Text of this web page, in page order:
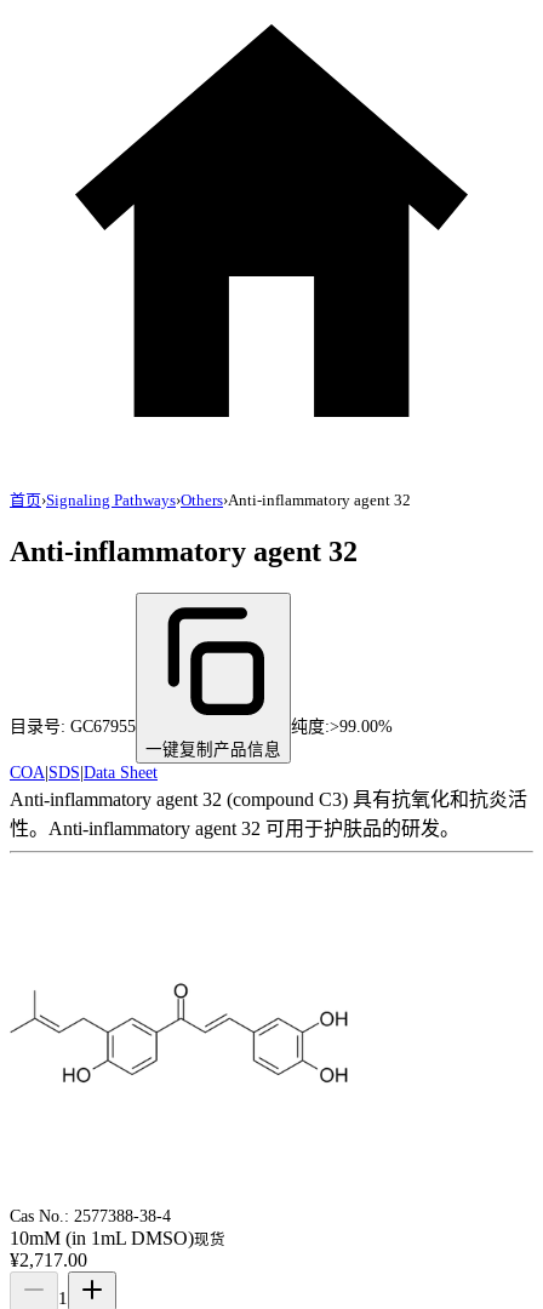
首页›Signaling Pathways›Others›Anti-inflammatory agent 32
Anti-inflammatory agent 32
目录号: GC67955
一键复制产品信息
纯度:>99.00%
COA SDS Data Sheet
Anti-inflammatory agent 32 (compound C3) 具有抗氧化和抗炎活
性。Anti-inflammatory agent 32 可用于护肤品的研发。
Cas No.: 2577388-38-4
10mM (in 1mL DMSO)现货
¥2,717.00
1